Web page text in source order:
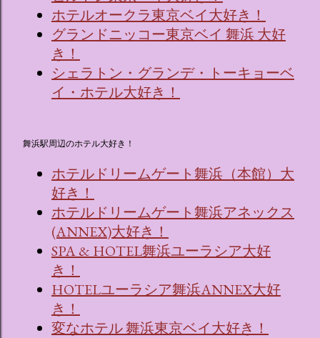
ホテルオークラ東京ベイ大好き！
グランドニッコー東京ベイ 舞浜 大好
き！
シェラトン・グランデ・トーキョーベ
イ・ホテル大好き！
舞浜駅周辺のホテル大好き！
ホテルドリームゲート舞浜（本館）大
好き！
ホテルドリームゲート舞浜アネックス
(ANNEX)大好き！
SPA & HOTEL舞浜ユーラシア大好
き！
HOTELユーラシア舞浜ANNEX大好
き！
変なホテル 舞浜東京ベイ大好き！